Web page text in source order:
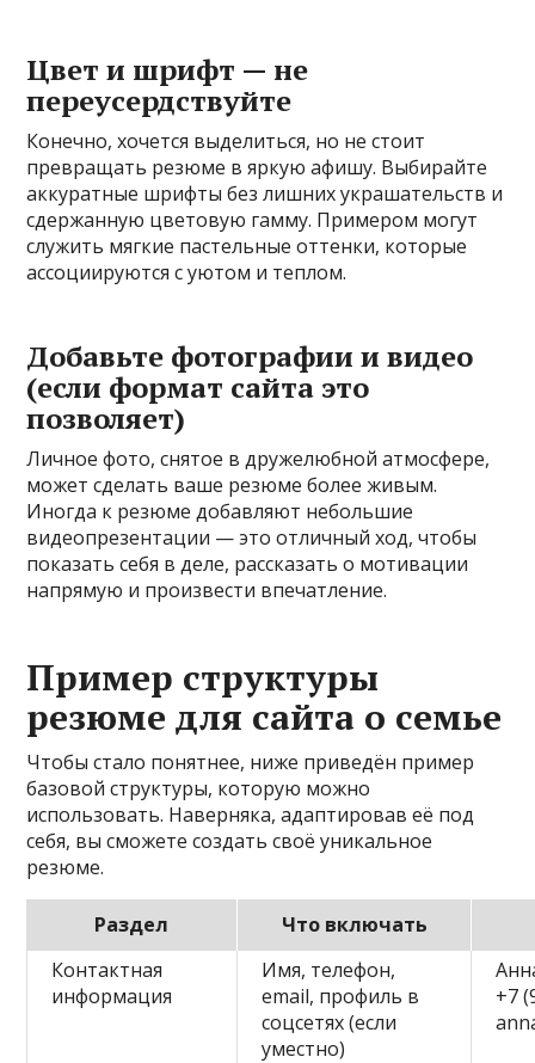
Цвет и шрифт — не
переусердствуйте
Конечно, хочется выделиться, но не стоит
превращать резюме в яркую афишу. Выбирайте
аккуратные шрифты без лишних украшательств и
сдержанную цветовую гамму. Примером могут
служить мягкие пастельные оттенки, которые
ассоциируются с уютом и теплом.
Добавьте фотографии и видео
(если формат сайта это
позволяет)
Личное фото, снятое в дружелюбной атмосфере,
может сделать ваше резюме более живым.
Иногда к резюме добавляют небольшие
видеопрезентации — это отличный ход, чтобы
показать себя в деле, рассказать о мотивации
напрямую и произвести впечатление.
Пример структуры
резюме для сайта о семье
Чтобы стало понятнее, ниже приведён пример
базовой структуры, которую можно
использовать. Наверняка, адаптировав её под
себя, вы сможете создать своё уникальное
резюме.
Раздел
Что включать
Контактная
информация
Имя, телефон,
email, профиль в
соцсетях (если
уместно)
+7